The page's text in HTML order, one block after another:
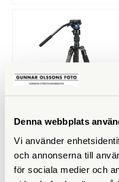
Denna webbplats
Vi använder
och annonserna till
för sociala medier och
Sirui
Sirui Traveler 7VC Kolfiber